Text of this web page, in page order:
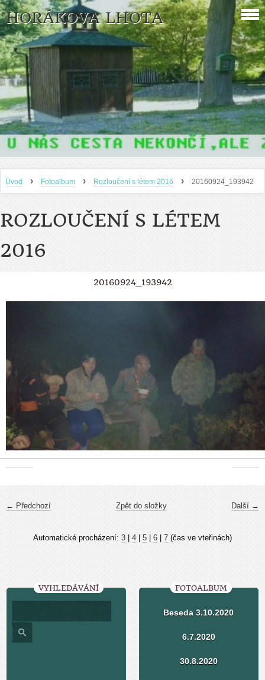
HORÁKOVA LHOTA
Úvod › Fotoalbum › Rozloučení s létem 2016 › 20160924_193942
ROZLOUČENÍ S LÉTEM
2016
20160924_193942
← Předchozí Další →
Zpět do složky
Automatické procházení: 3 4 5 6 7 (čas ve vteřinách)
VYHLEDÁVÁNÍ FOTOALBUM
Beseda 3.10.2020
6.7.2020
30.8.2020